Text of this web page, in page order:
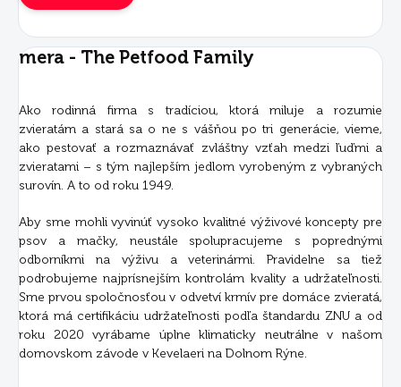
mera - The Petfood Family
Ako rodinná firma s tradíciou, ktorá miluje a rozumie
zvieratám a stará sa o ne s vášňou po tri generácie, vieme,
ako pestovať a rozmaznávať zvláštny vzťah medzi ľuďmi a
zvieratami – s tým najlepším jedlom vyrobeným z vybraných
surovín. A to od roku 1949.
Aby sme mohli vyvinúť vysoko kvalitné výživové koncepty pre
psov a mačky, neustále spolupracujeme s poprednými
odborníkmi na výživu a veterinármi. Pravidelne sa tiež
podrobujeme najprísnejším kontrolám kvality a udržateľnosti.
Sme prvou spoločnosťou v odvetví krmív pre domáce zvieratá,
ktorá má certifikáciu udržateľnosti podľa štandardu ZNU a od
roku 2020 vyrábame úplne klimaticky neutrálne v našom
domovskom závode v Kevelaeri na Dolnom Rýne.